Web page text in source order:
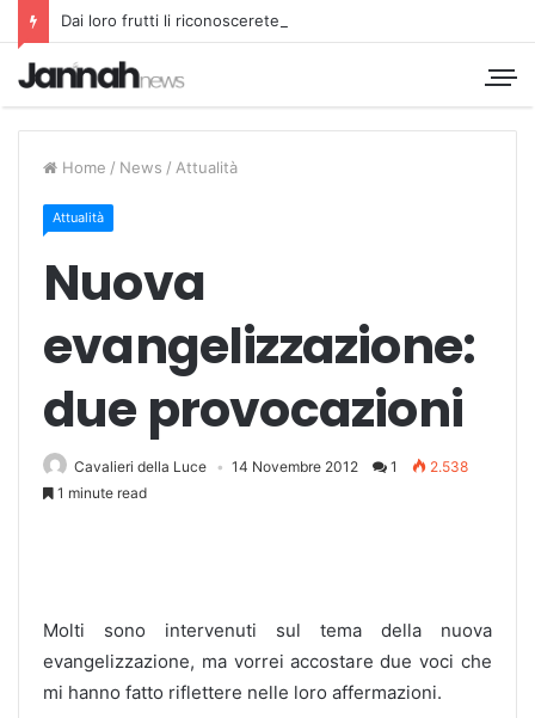
Dai loro frutti li riconoscerete
Home / News / Attualità
Attualità
Nuova
evangelizzazione:
due provocazioni
Cavalieri della Luce 14 Novembre 2012 1
2.538
1 minute read
Molti sono intervenuti sul tema della nuova
evangelizzazione, ma vorrei accostare due voci che
mi hanno fatto riflettere nelle loro affermazioni.